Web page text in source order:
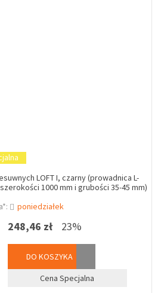
LOFT I, czarny (prowadnica L-
1000 mm i grubości 35-45 mm)
poniedziałek
248,46 zł 23%
DO KOSZYKA
Cena Specjalna